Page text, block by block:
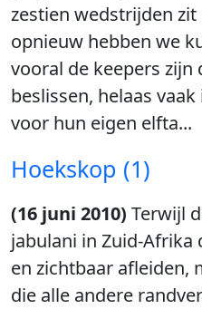
zestien wedstrijden
opnieuw hebben we
vooral de keepers zijn
beslissen, helaas
voor hun eigen elfta...
Hoekskop (1)
(16 juni 2010) Terwijl
jabulani in Zuid-Afrika
en zichtbaar afleiden,
die alle andere